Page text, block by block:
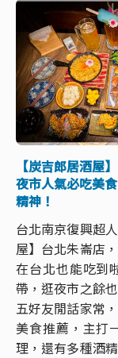
【炭吉郎居酒屋
夜市人氣必吃美
精神！
台北南京復興超
屋】台北朱崙店
在台北也能吃到
帶，逛夜市之餘
五好友閒話家常
美食推薦，主打
理，還有多種酒